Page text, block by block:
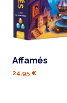
Affamés
24,95 €